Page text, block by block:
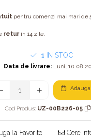
pentru comenzi mai mari de
retur in 14 zile.
1 IN STOC
Data de livrare: Luni,
Cod Produs: UZ-00B226-05
la Favorite Cere